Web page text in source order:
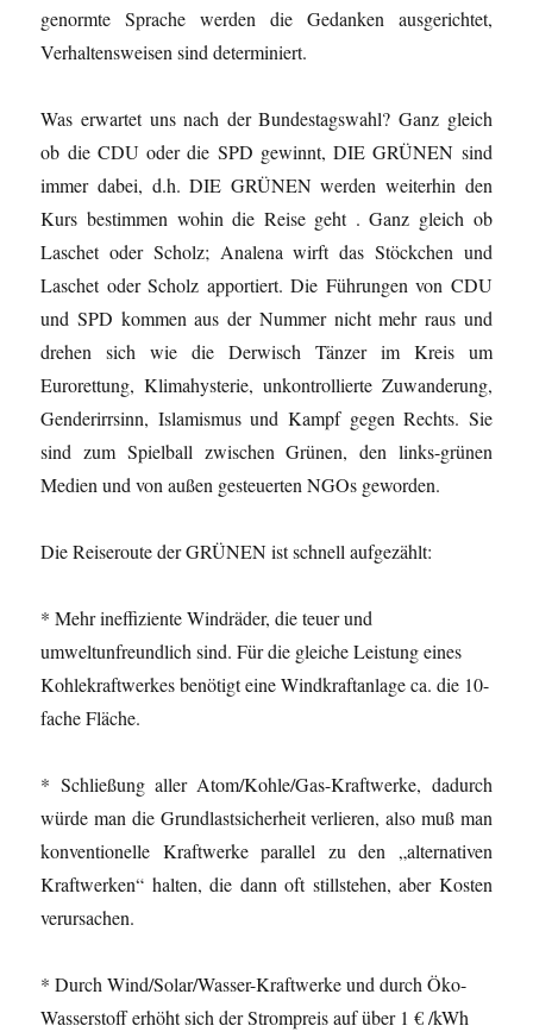
genormte Sprache werden die Gedanken ausgerichtet,
Verhaltensweisen sind determiniert.
Was erwartet uns nach der Bundestagswahl? Ganz gleich
ob die CDU oder die SPD gewinnt, DIE GRÜNEN sind
immer dabei, d.h. DIE GRÜNEN werden weiterhin den
Kurs bestimmen wohin die Reise geht . Ganz gleich ob
Laschet oder Scholz; Analena wirft das Stöckchen und
Laschet oder Scholz apportiert. Die Führungen von CDU
und SPD kommen aus der Nummer nichtmehr raus und
drehen sich wie die Derwisch Tänzer im Kreis um
Eurorettung, Klimahysterie, unkontrollierte Zuwanderung,
Genderirrsinn, Islamismus und Kampf gegen Rechts. Sie
sind zum Spielball zwischen Grünen, den links-grünen
Medien und von außen gesteuerten NGOs geworden.
Die Reiseroute der GRÜNEN ist schnell aufgezählt:
* Mehr ineffiziente Windräder, die teuer und
umweltunfreundlich sind. Für die gleiche Leistung eines
Kohlekraftwerkes benötigt eine Windkraftanlage ca. die 10-
fache Fläche.
* Schließung aller Atom/Kohle/Gas-Kraftwerke, dadurch
würde man die Grundlastsicherheit verlieren, also muß man
konventionelle Kraftwerke parallel zu den „alternativen
Kraftwerken“ halten, die dann oft stillstehen, aber Kosten
verursachen.
* Durch Wind/Solar/Wasser-Kraftwerke und durch Öko-
Wasserstoff erhöht sich der Strompreis auf über 1 € /kWh